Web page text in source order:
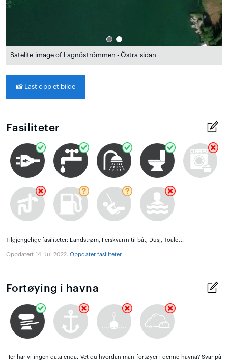
Satelite image of Lagnöströmmen - Östra sidan
📸 Last opp et bilde
Fasiliteter
Tilgjengelige fasiliteter: Landstrøm, Ferskvann til båt, Dusj, Toalett.
Oppdatert 14. Jul 2022.Oppdater fasiliteter.
Fortøying i havna
Her har vi ingen data enda. Vet du hvordan man fortøyer i denne havna? Svar på